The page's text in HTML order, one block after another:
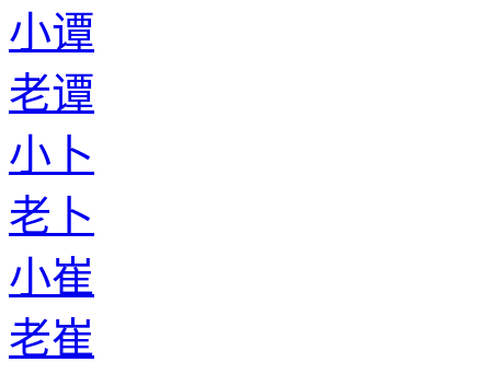
小谭
老谭
小卜
老卜
小崔
老崔